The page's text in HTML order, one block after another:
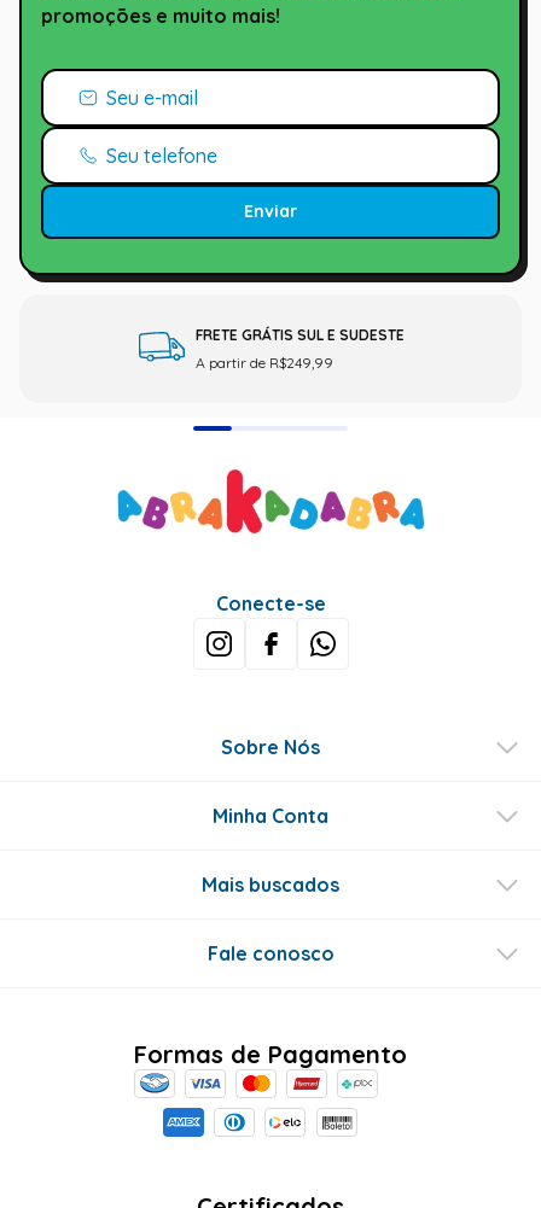
promoções e muito mais!
Enviar
FRETE GRÁTIS SUL E SUDESTE
A partir de R$249,99
Conecte-se
Sobre Nós
Minha Conta
Mais buscados
Fale conosco
Formas de Pagamento